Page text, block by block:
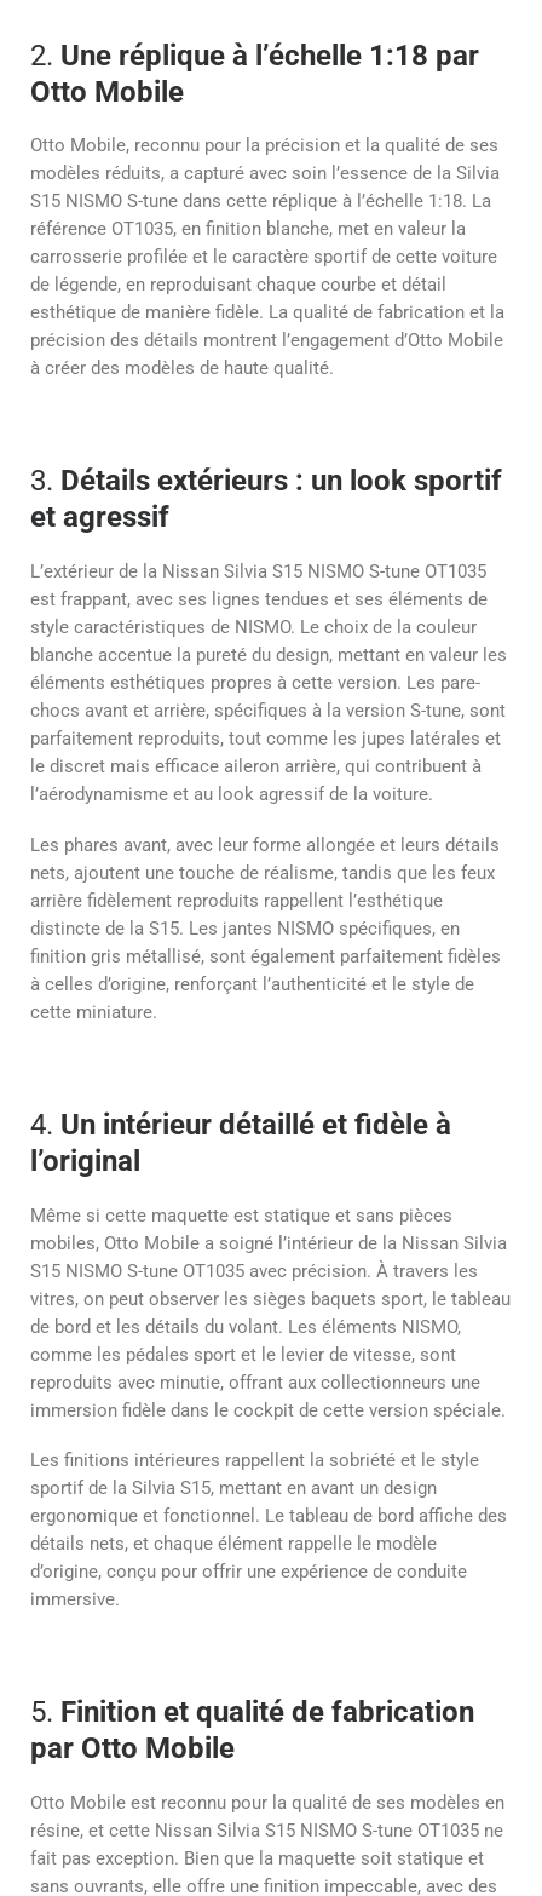
2. Une réplique à l’échelle 1:18 par
Otto Mobile
Otto Mobile, reconnu pour la précision et la qualité de ses
modèles réduits, a capturé avec soin l’essence de la Silvia
S15 NISMO S-tune dans cette réplique à l’échelle 1:18. La
référence OT1035, en finition blanche, met en valeur la
carrosserie profilée et le caractère sportif de cette voiture
de légende, en reproduisant chaque courbe et détail
esthétique de manière fidèle. La qualité de fabrication et la
précision des détails montrent l’engagement d’Otto Mobile
à créer des modèles de haute qualité.
3. Détails extérieurs : un look sportif
et agressif
L’extérieur de la Nissan Silvia S15 NISMO S-tune OT1035
est frappant, avec ses lignes tendues et ses éléments de
style caractéristiques de NISMO. Le choix de la couleur
blanche accentue la pureté du design, mettant en valeur les
éléments esthétiques propres à cette version. Les pare-
chocs avant et arrière, spécifiques à la version S-tune, sont
parfaitement reproduits, tout comme les jupes latérales et
le discret mais efficace aileron arrière, qui contribuent à
l’aérodynamisme et au look agressif de la voiture.
Les phares avant, avec leur forme allongée et leurs détails
nets, ajoutent une touche de réalisme, tandis que les feux
arrière fidèlement reproduits rappellent l’esthétique
distincte de la S15. Les jantes NISMO spécifiques, en
finition gris métallisé, sont également parfaitement fidèles
à celles d’origine, renforçant l’authenticité et le style de
cette miniature.
4. Un intérieur détaillé et fidèle à
l’original
Même si cette maquette est statique et sans pièces
mobiles, Otto Mobile a soigné l’intérieur de la Nissan Silvia
S15 NISMO S-tune OT1035 avec précision. À travers les
vitres, on peut observer les sièges baquets sport, le tableau
de bord et les détails du volant. Les éléments NISMO,
comme les pédales sport et le levier de vitesse, sont
reproduits avec minutie, offrant aux collectionneurs une
immersion fidèle dans le cockpit de cette version spéciale.
Les finitions intérieures rappellent la sobriété et le style
sportif de la Silvia S15, mettant en avant un design
ergonomique et fonctionnel. Le tableau de bord affiche des
détails nets, et chaque élément rappelle le modèle
d’origine, conçu pour offrir une expérience de conduite
immersive.
5. Finition et qualité de fabrication
par Otto Mobile
Otto Mobile est reconnu pour la qualité de ses modèles en
résine, et cette Nissan Silvia S15 NISMO S-tune OT1035 ne
fait pas exception. Bien que la maquette soit statique et
sans ouvrants, elle offre une finition impeccable, avec des